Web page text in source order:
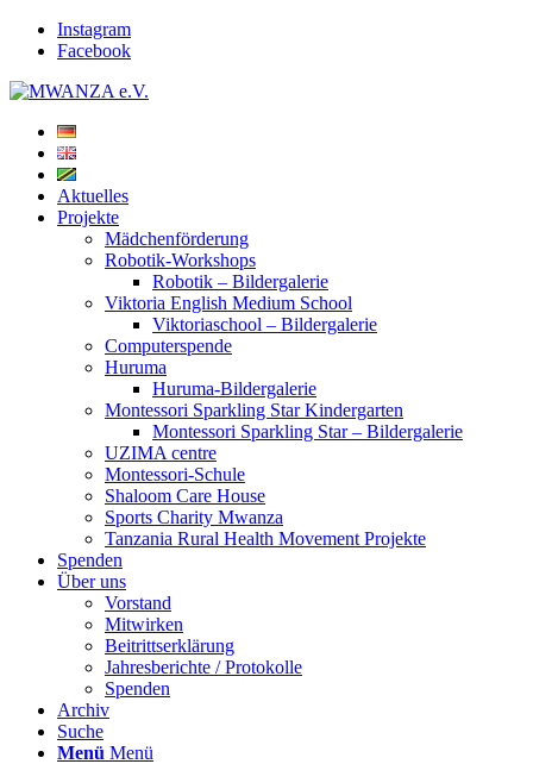
Instagram
Facebook
Aktuelles
Projekte
Mädchenförderung
Robotik-Workshops
Robotik – Bildergalerie
Viktoria English Medium School
Viktoriaschool – Bildergalerie
Computerspende
Huruma
Huruma-Bildergalerie
Montessori Sparkling Star Kindergarten
Montessori Sparkling Star – Bildergalerie
UZIMA centre
Montessori-Schule
Shaloom Care House
Sports Charity Mwanza
Tanzania Rural Health Movement Projekte
Spenden
Über uns
Vorstand
Mitwirken
Beitrittserklärung
Jahresberichte / Protokolle
Spenden
Archiv
Suche
Menü Menü